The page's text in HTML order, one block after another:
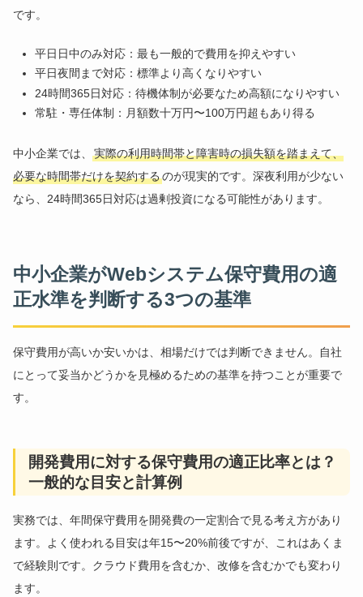
です。
平日日中のみ対応：最も一般的で費用を抑えやすい
平日夜間まで対応：標準より高くなりやすい
24時間365日対応：待機体制が必要なため高額になりやすい
常駐・専任体制：月額数十万円〜100万円超もあり得る
中小企業では、実際の利用時間帯と障害時の損失額を踏まえて、
必要な時間帯だけを契約するのが現実的です。深夜利用が少ない
なら、24時間365日対応は過剰投資になる可能性があります。
中小企業がWebシステム保守費用の適
正水準を判断する3つの基準
保守費用が高いか安いかは、相場だけでは判断できません。自社
にとって妥当かどうかを見極めるための基準を持つことが重要で
す。
開発費用に対する保守費用の適正比率とは？
一般的な目安と計算例
実務では、年間保守費用を開発費の一定割合で見る考え方があり
ます。よく使われる目安は年15〜20%前後ですが、これはあくま
で経験則です。クラウド費用を含むか、改修を含むかでも変わり
ます。